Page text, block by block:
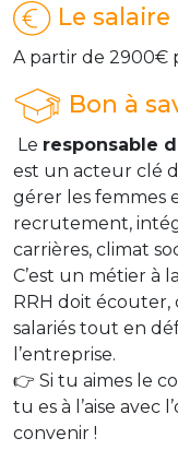
Le
A partir de 2900€
Bon à
Le responsable
est un acteur clé
gérer les femmes
recrutement,
carrières, climat
C’est un métier à
RRH doit
salariés tout en
l’entreprise.
👉 Si tu aimes le
tu es à l’aise avec
convenir !